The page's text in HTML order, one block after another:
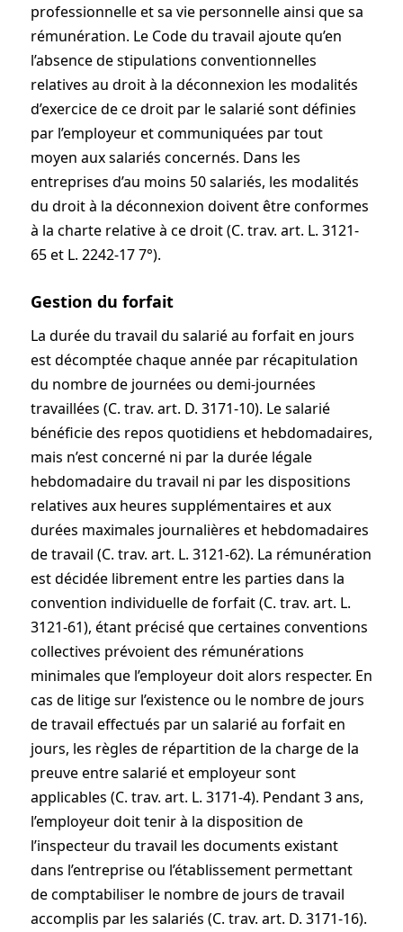
professionnelle et sa vie personnelle ainsi que sa
rémunération. Le Code du travail ajoute qu’en
l’absence de stipulations conventionnelles
relatives au droit à la déconnexion les modalités
d’exercice de ce droit par le salarié sont définies
par l’employeur et communiquées par tout
moyen aux salariés concernés. Dans les
entreprises d’au moins 50 salariés, les modalités
du droit à la déconnexion doivent être conformes
à la charte relative à ce droit (C. trav. art. L. 3121-
65 et L. 2242-17 7°).
Gestion du forfait
La durée du travail du salarié au forfait en jours
est décomptée chaque année par récapitulation
du nombre de journées ou demi-journées
travaillées (C. trav. art. D. 3171-10). Le salarié
bénéficie des repos quotidiens et hebdomadaires,
mais n’est concerné ni par la durée légale
hebdomadaire du travail ni par les dispositions
relatives aux heures supplémentaires et aux
durées maximales journalières et hebdomadaires
de travail (C. trav. art. L. 3121-62). La rémunération
est décidée librement entre les parties dans la
convention individuelle de forfait (C. trav. art. L.
3121-61), étant précisé que certaines conventions
collectives prévoient des rémunérations
minimales que l’employeur doit alors respecter. En
cas de litige sur l’existence ou le nombre de jours
de travail effectués par un salarié au forfait en
jours, les règles de répartition de la charge de la
preuve entre salarié et employeur sont
applicables (C. trav. art. L. 3171-4). Pendant 3 ans,
l’employeur doit tenir à la disposition de
l’inspecteur du travail les documents existant
dans l’entreprise ou l’établissement permettant
de comptabiliser le nombre de jours de travail
accomplis par les salariés (C. trav. art. D. 3171-16).